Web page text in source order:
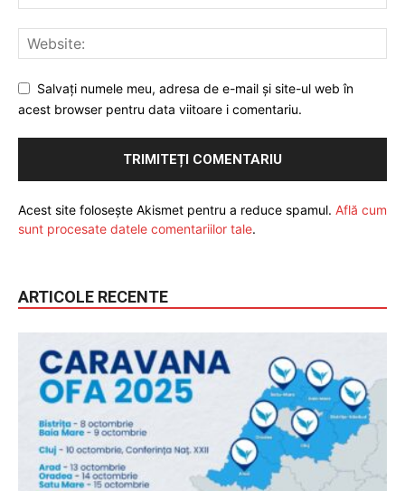
Salvați numele meu, adresa de e-mail și site-ul web în
acest browser pentru data viitoare i comentariu.
Acest site folosește Akismet pentru a reduce spamul. Află cum
sunt procesate datele comentariilor tale.
ARTICOLE RECENTE